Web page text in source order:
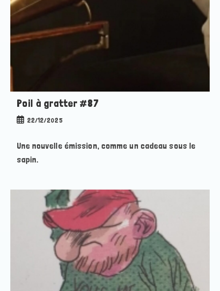
Poil à gratter #87
Publication
22/12/2025
Une nouvelle émission, comme un cadeau sous le
sapin.